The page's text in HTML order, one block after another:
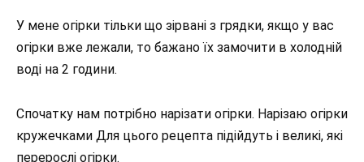
У мене огірки тільки що зірвані з грядки, якщо у вас
огірки вже лежали, то бажано їх замочити в холодній
воді на 2 години.
Спочатку нам потрібно нарізати огірки. Нарізаю огірки
кружечками Для цього рецепта підійдуть і великі, які
перерослі огірки.